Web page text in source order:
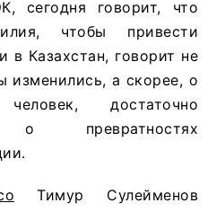
сегодня говорит, что
чтобы привести
в Казахстан, говорит не
изменились, а скорее, о
достаточно
о превратностях
Тимур Сулейменов